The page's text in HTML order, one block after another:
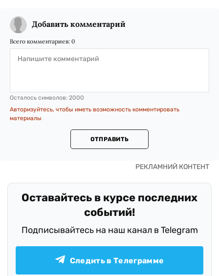
Добавить комментарий
Всего комментариев: 0
Осталось символов: 2000
Авторизуйтесь, чтобы иметь возможность комментировать
материалы
ОТПРАВИТЬ
Оставайтесь в курсе последних
событий!
Подписывайтесь на наш канал в Telegram
Следить в Телеграмме